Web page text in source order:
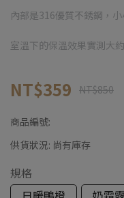
內部是316優質不銹鋼，
室溫下的保溫效果實測大
NT$359 NT$850
商品編號:
供貨狀況: 尚有庫存
規格